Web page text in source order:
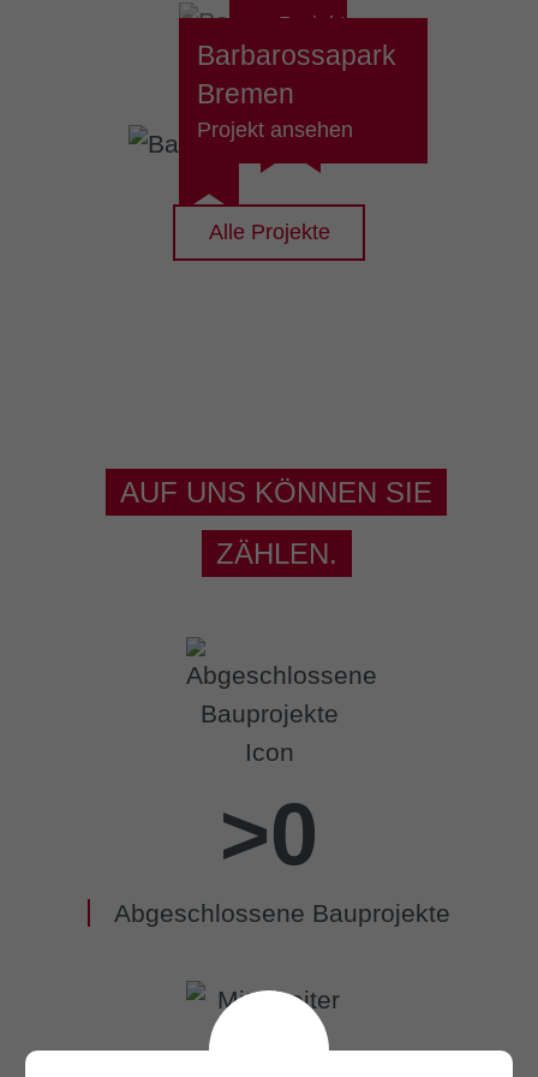
ansehen
Projekt
ansehen
Barbarossapark
Bremen
Projekt ansehen
Alle Projekte
AUF UNS KÖNNEN SIE
ZÄHLEN.
>0
Abgeschlossene Bauprojekte